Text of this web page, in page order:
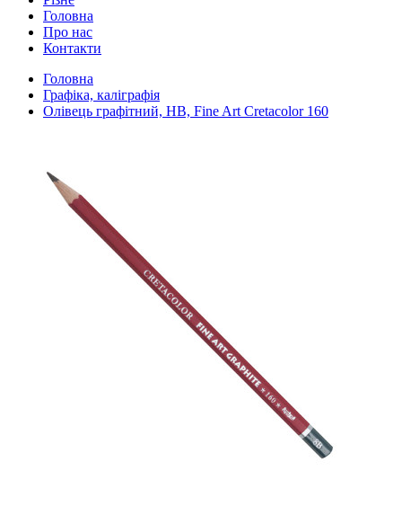
Головна
Про нас
Контакти
Головна
Графіка, каліграфія
Олівець графітний, HB, Fine Art Cretacolor 160